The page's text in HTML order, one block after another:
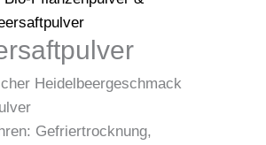
Heidelbeergeschmack
Gefriertrocknung,